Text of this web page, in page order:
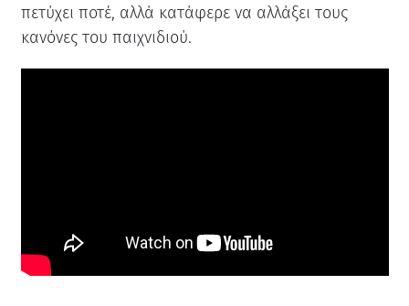
πετύχει ποτέ, αλλά κατάφερε να αλλάξει τους
κανόνες του παιχνιδιού.